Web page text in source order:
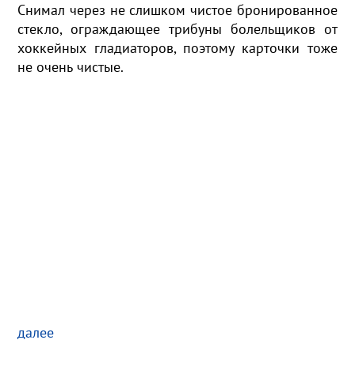
Снимал через не слишком чистое бронированное
стекло, ограждающее трибуны болельщиков от
хоккейных гладиаторов, поэтому карточки тоже
не очень чистые.
далее